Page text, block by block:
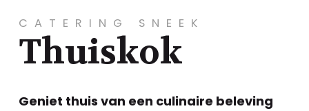
CATERING SNEEK
Thuiskok
Geniet thuis van een culinaire beleving